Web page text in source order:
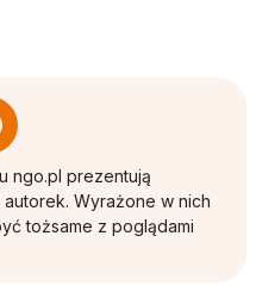
ngo.pl prezentują
Wyrażone w nich
tożsame z poglądami